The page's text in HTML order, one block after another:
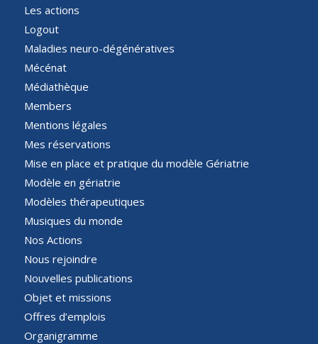
Les actions
Logout
Maladies neuro-dégénératives
Mécénat
Médiathèque
Members
Mentions légales
Mes réservations
Mise en place et pratique du modèle Gériatrie
Modèle en gériatrie
Modèles thérapeutiques
Musiques du monde
Nos Actions
Nous rejoindre
Nouvelles publications
Objet et missions
Offres d’emplois
Organigramme